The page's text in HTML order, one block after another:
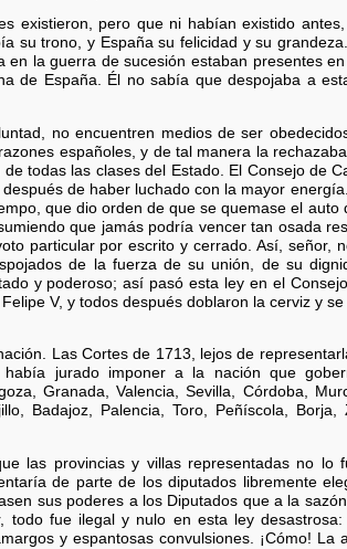
existieron, pero que ni habían existido
su trono, y España su felicidad y su
la guerra de sucesión estaban presentes
de España. Él no sabía que despojaba a
no encuentren medios de ser
españoles, y de tal manera la
todas las clases del Estado. El Consejo de
de haber luchado con la mayor
que dio orden de que se quemase el
que jamás podría vencer tan osada
particular por escrito y cerrado. Así, señor,
de la fuerza de su unión, de su
y poderoso; así pasó esta ley en el
V, y todos después doblaron la cerviz y
Las Cortes de 1713, lejos de
jurado imponer a la nación que
Granada, Valencia, Sevilla, Córdoba,
Badajoz, Palencia, Toro, Peñíscola,
las provincias y villas representadas no lo
de parte de los diputados libremente
sus poderes a los Diputados que a la
todo fue ilegal y nulo en esta ley
y espantosas convulsiones. ¡Cómo! La